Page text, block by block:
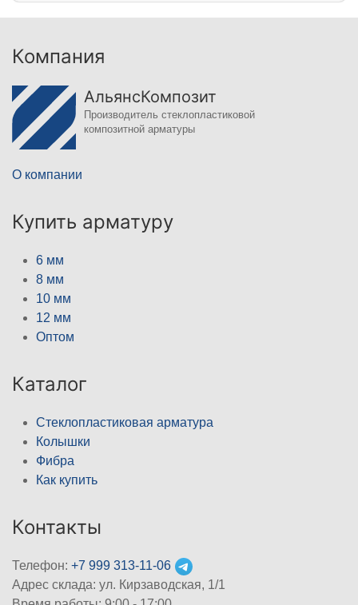
Компания
АльянсКомпозит
Производитель стеклопластиковой
композитной арматуры
О компании
Купить арматуру
6 мм
8 мм
10 мм
12 мм
Оптом
Каталог
Стеклопластиковая арматура
Колышки
Фибра
Как купить
Контакты
Телефон: +7 999 313-11-06
Адрес склада: ул. Кирзаводская, 1/1